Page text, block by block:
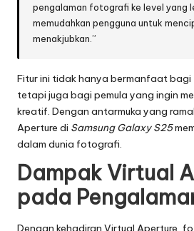
pengalaman fotografi ke level yang
memudahkan pengguna untuk
menakjubkan.”
Fitur ini tidak hanya bermanfaat
tetapi juga bagi pemula yang ingin
kreatif. Dengan antarmuka yang
Aperture di Samsung Galaxy S25
dalam dunia fotografi.
Dampak Virtual
pada
Dengan kehadiran Virtual Aperture,